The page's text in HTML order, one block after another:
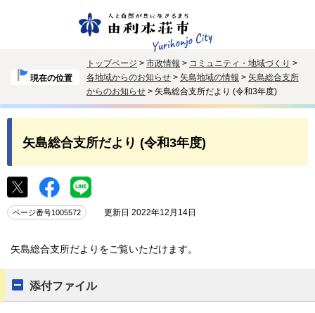
現在の位置
トップページ > 市政情報 > コミュニティ・地域づくり >
各地域からのお知らせ > 矢島地域の情報 > 矢島総合支所
からのお知らせ > 矢島総合支所だより (令和3年度)
矢島総合支所だより (令和3年度)
ページ番号1005572 更新日 2022年12月14日
矢島総合支所だよりをご覧いただけます。
添付ファイル